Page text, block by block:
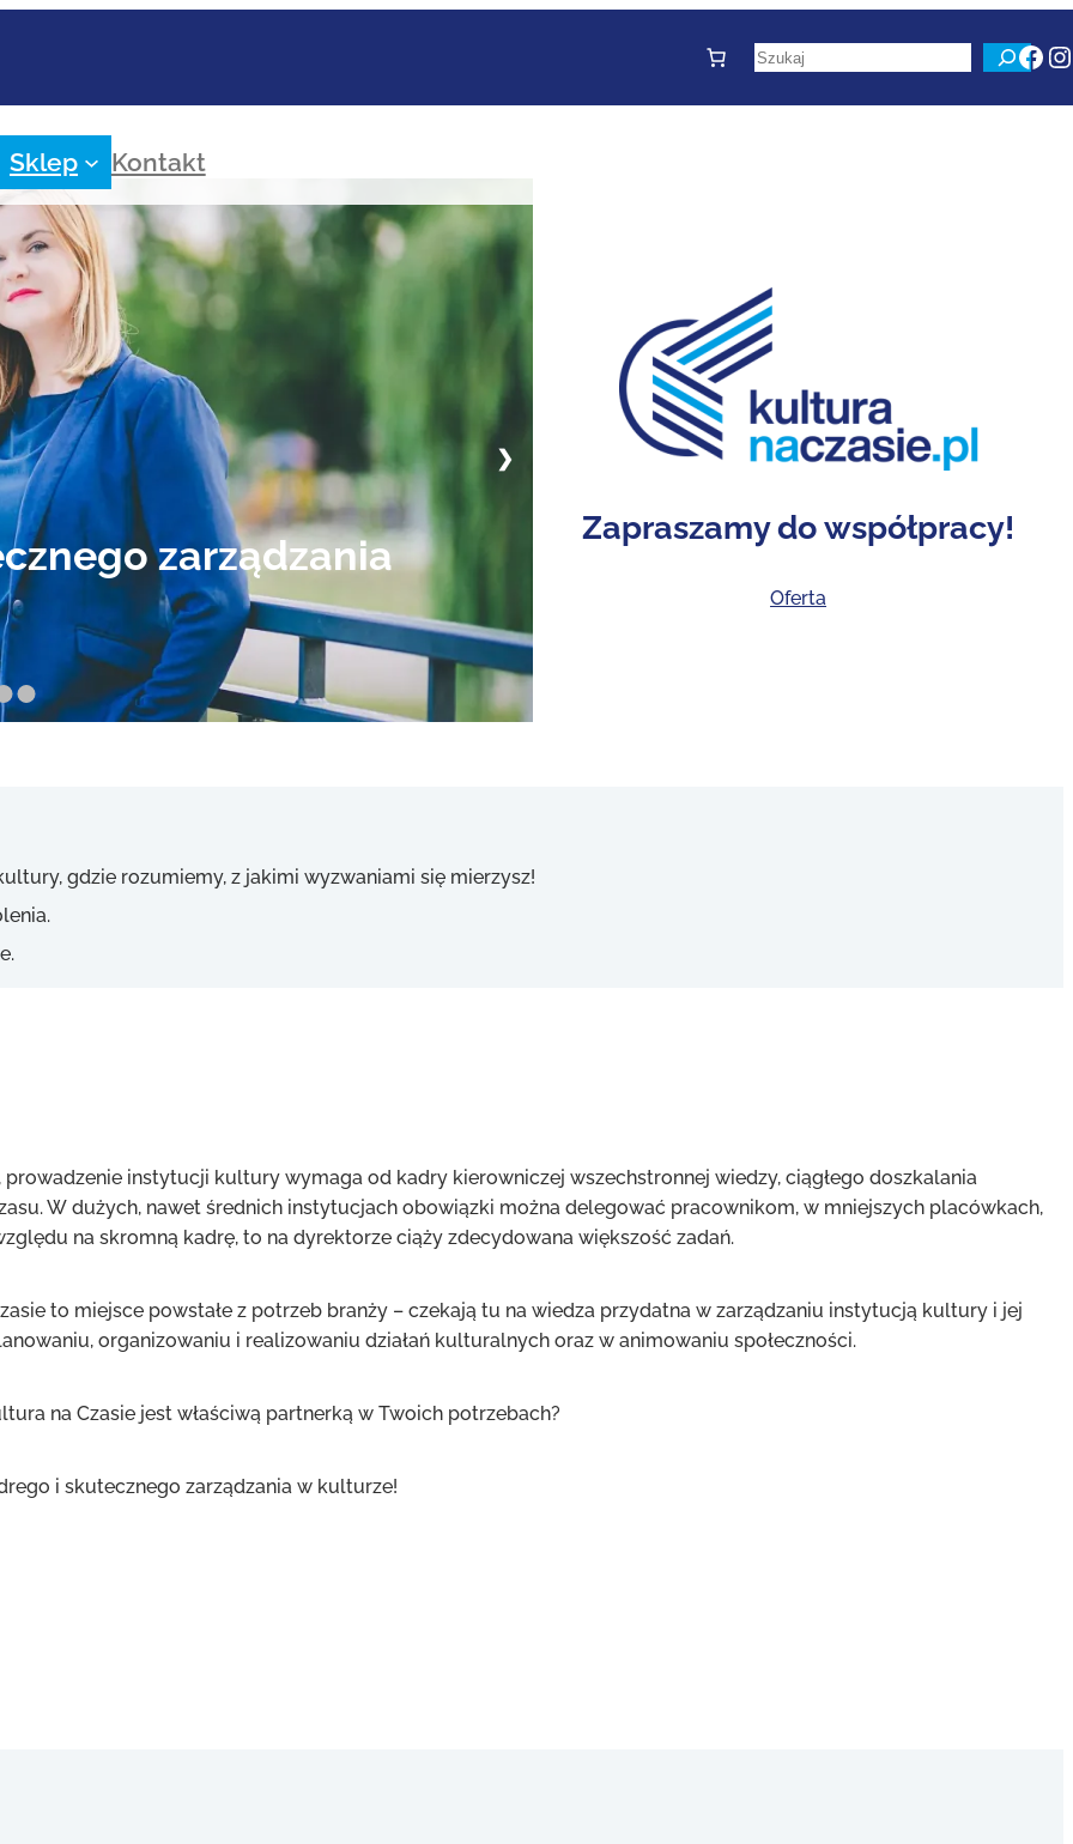
Szukaj
Sklep Kontakt
wydarzeń
❯
Zapraszamy do współpracy!
W dużych, nawet średnich instytucjach obowiązki można delegować pracownikom, w mniejszych placówkach,
na skromną kadrę, to na dyrektorze ciąży zdecydowana większość zadań.
organizowaniu i realizowaniu działań kulturalnych oraz w animowaniu społeczności.